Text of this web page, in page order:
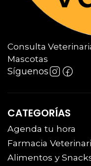
Consulta
Mascotas
Síguenos
CATEGORÍAS
Agenda tu hora
Farmacia
Alimentos y